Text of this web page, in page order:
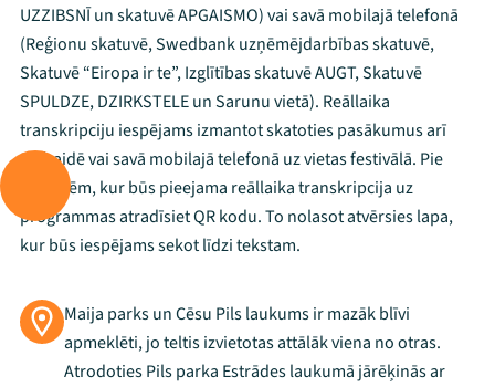
UZZIBSNĪ un skatuvē APGAISMO) vai savā mobilajā telefonā
(Reģionu skatuvē, Swedbank uzņēmējdarbības skatuvē,
Skatuvē “Eiropa ir te”, Izglītības skatuvē AUGT, Skatuvē
SPULDZE, DZIRKSTELE un Sarunu vietā). Reāllaika
transkripciju iespējams izmantot skatoties pasākumus arī
tiešraidē vai savā mobilajā telefonā uz vietas festivālā. Pie
skatuvēm, kur būs pieejama reāllaika transkripcija uz
programmas atradīsiet QR kodu. To nolasot atvērsies lapa,
kur būs iespējams sekot līdzi tekstam.
Maija parks un Cēsu Pils laukums ir mazāk blīvi
apmeklēti, jo teltis izvietotas attālāk viena no otras.
Atrodoties Pils parka Estrādes laukumā jārēķinās ar